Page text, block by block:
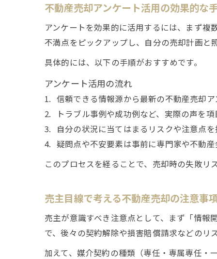
不動産売却アンケート活用の効果的な
アンケートを効果的に活用するには、まず複
不満点をピックアップし、自分の売却計画と
具体的には、以下の手順がおすすめです。
アンケート活用の流れ
信頼できる情報源から最新の不動産売却ア
トラブル事例や成功例など、実際の声を
自分の状況に当てはまるリスクや注意点を
疑問点や不安要素は事前に専門家や不動
このプロセスを経ることで、売却時の失敗リ
売主目線で考える不動産売却の注意事
売主が意識すべき注意点として、まず「情報
で、後々の契約解除や損害賠償請求などのリ
加えて、媒介契約の種類（専任・専属専任・